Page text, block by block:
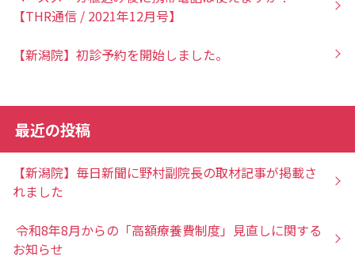
【THR通信 / 2021年12月号】
【新潟院】初診予約を開始しました。
最近の投稿
【新潟院】毎日新聞に野村副院長の取材記事が掲載さ
れました
令和8年8月からの「高額療養費制度」見直しに関する
お知らせ